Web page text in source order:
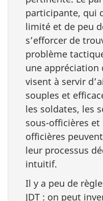
participante, qui
limité et de peu
s’efforcer de
problème
une appréciation
visent à servir
souples et
les soldates, les
sous-officières
officières
leur processus
intuitif.
Il y a peu de
JDT : on peut